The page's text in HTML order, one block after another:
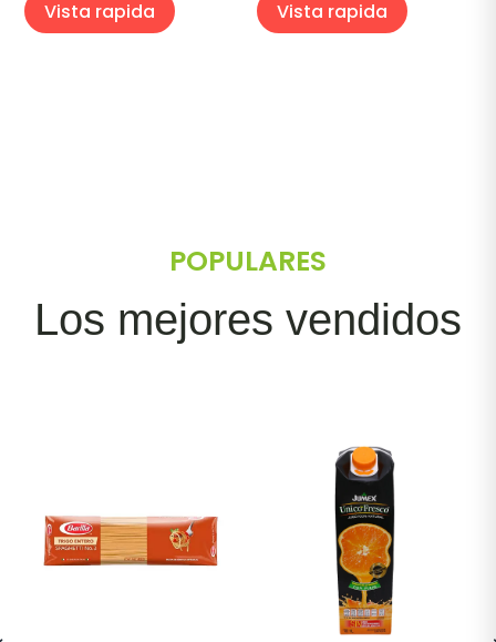
Vista rapida Vista rapida
POPULARES
Los mejores vendidos